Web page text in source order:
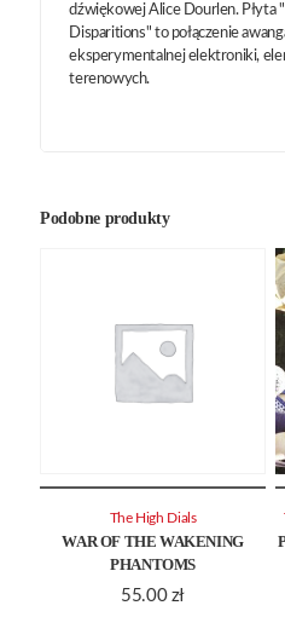
dźwiękowej Alice Dourlen. Płyta
Disparitions" to połączenie
eksperymentalnej elektroniki,
terenowych.
Podobne produkty
WAR OF THE WAKENING
PHANTOMS
55.00 zł
The High Dials